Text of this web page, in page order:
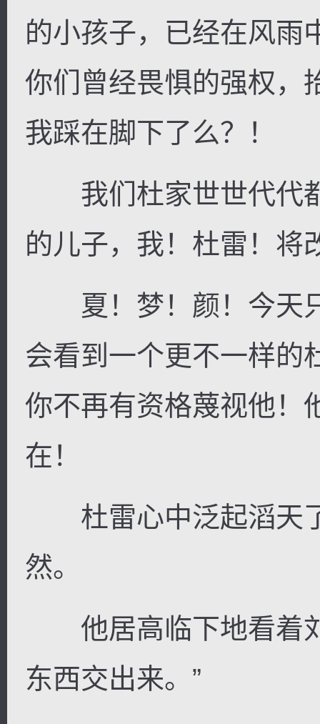
的小孩子，已经在风雨
你们曾经畏惧的强权，
我踩在脚下了么？！
我们杜家世世代代
的儿子，我！杜雷！将
夏！梦！颜！今天
会看到一个更不一样的
你不再有资格蔑视他！
在！
杜雷心中泛起滔天
然。
他居高临下地看着刘
东西交出来。”